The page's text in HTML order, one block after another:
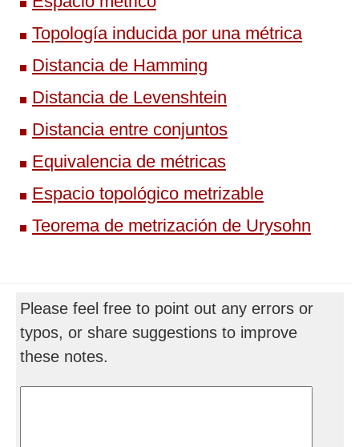
Topología inducida por una métrica
Distancia de Hamming
Distancia de Levenshtein
Distancia entre conjuntos
Equivalencia de métricas
Espacio topológico metrizable
Teorema de metrización de Urysohn
Please feel free to point out any errors or
typos, or share suggestions to improve
these notes.